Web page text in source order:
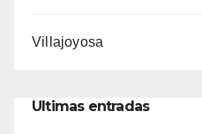
Villajoyosa
Ultimas entradas